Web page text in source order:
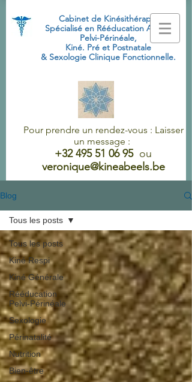
Cabinet de Kinésithérapie
Spécialisé en Rééducation Abdo-
Pelvi-Périnéale,
Kiné. Pré et Postnatale
& Sexologie Clinique Fonctionnelle.
Pour prendre un rendez-vous : Laisser
un message :
+32 495 51 06 95 ou
veronique@kineabeels.be
Blog
Tous les posts
Kiné Respi
Kiné Générale
Rééducation
Pelvi-Périnéale
Sexologie
Périnatalité
Nutrition
Bien-être
Tous les posts